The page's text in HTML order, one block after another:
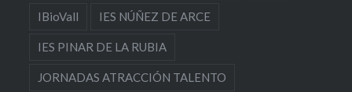
IBioVall IES NÚÑEZ DE ARCE
IES PINAR DE LA RUBIA
JORNADAS ATRACCIÓN TALENTO